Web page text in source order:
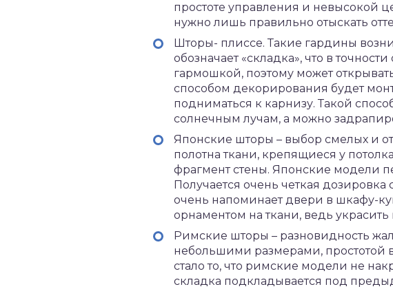
простоте управления и невысокой
нужно лишь правильно отыскать
Шторы- плиссе. Такие гардины
обозначает «складка», что в
гармошкой, поэтому может
способом декорирования будет
подниматься к карнизу. Такой
солнечным лучам, а можно
Японские шторы – выбор смелых и
полотна ткани, крепящиеся у
фрагмент стены. Японские модели
Получается очень четкая
очень напоминает двери в шкафу-
орнаментом на ткани, ведь
Римские шторы – разновидность
небольшими размерами, простотой
стало то, что римские модели не
складка подкладывается под